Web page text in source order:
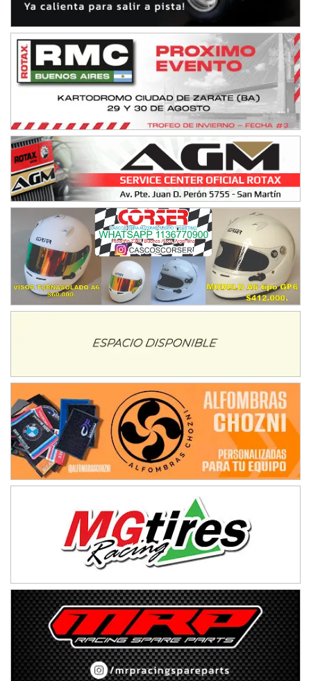
Ciudad de Avellaneda (Asfalto)
Avellaneda (Santa Fe)
SUR SANTAFESINO - F4
José Samuel Sánchez (Tierra)
Rufino (Santa Fe)
TUCUMANO - F5
Juan Navarro (Asfalto)
El Timbó (Tucumán)